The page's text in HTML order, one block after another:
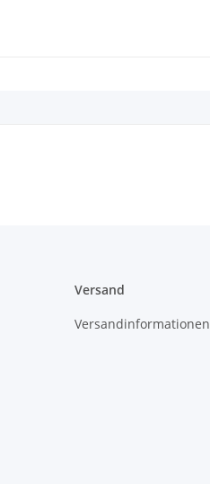
Versand
Versandinformationen